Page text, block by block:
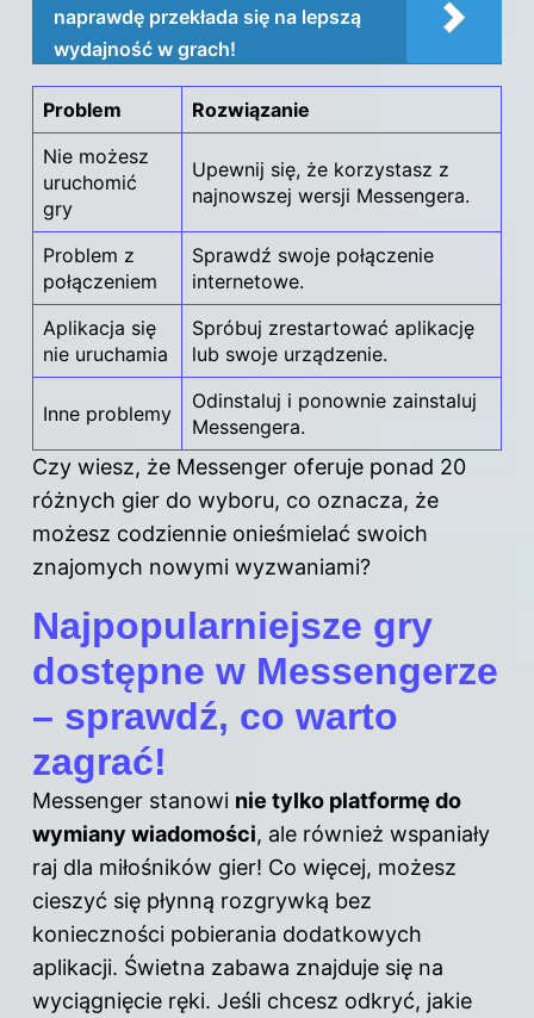
naprawdę przekłada się na lepszą
wydajność w grach!
Problem
Rozwiązanie
Nie możesz
uruchomić
gry
Upewnij się, że korzystasz z
najnowszej wersji Messengera.
Problem z
połączeniem
Sprawdź swoje połączenie
internetowe.
Aplikacja się
nie uruchamia
Spróbuj zrestartować aplikację
lub swoje urządzenie.
Inne problemy
Odinstaluj i ponownie zainstaluj
Messengera.
Czy wiesz, że Messenger oferuje ponad 20
różnych gier do wyboru, co oznacza, że
możesz codziennie onieśmielać swoich
znajomych nowymi wyzwaniami?
Najpopularniejsze gry
dostępne w Messengerze
– sprawdź, co warto
zagrać!
Messenger stanowi nie tylko platformę do
wymiany wiadomości, ale również wspaniały
raj dla miłośników gier! Co więcej, możesz
cieszyć się płynną rozgrywką bez
konieczności pobierania dodatkowych
aplikacji. Świetna zabawa znajduje się na
wyciągnięcie ręki. Jeśli chcesz odkryć, jakie